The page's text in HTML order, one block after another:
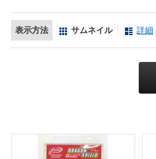
表示方法 サムネイル 詳細